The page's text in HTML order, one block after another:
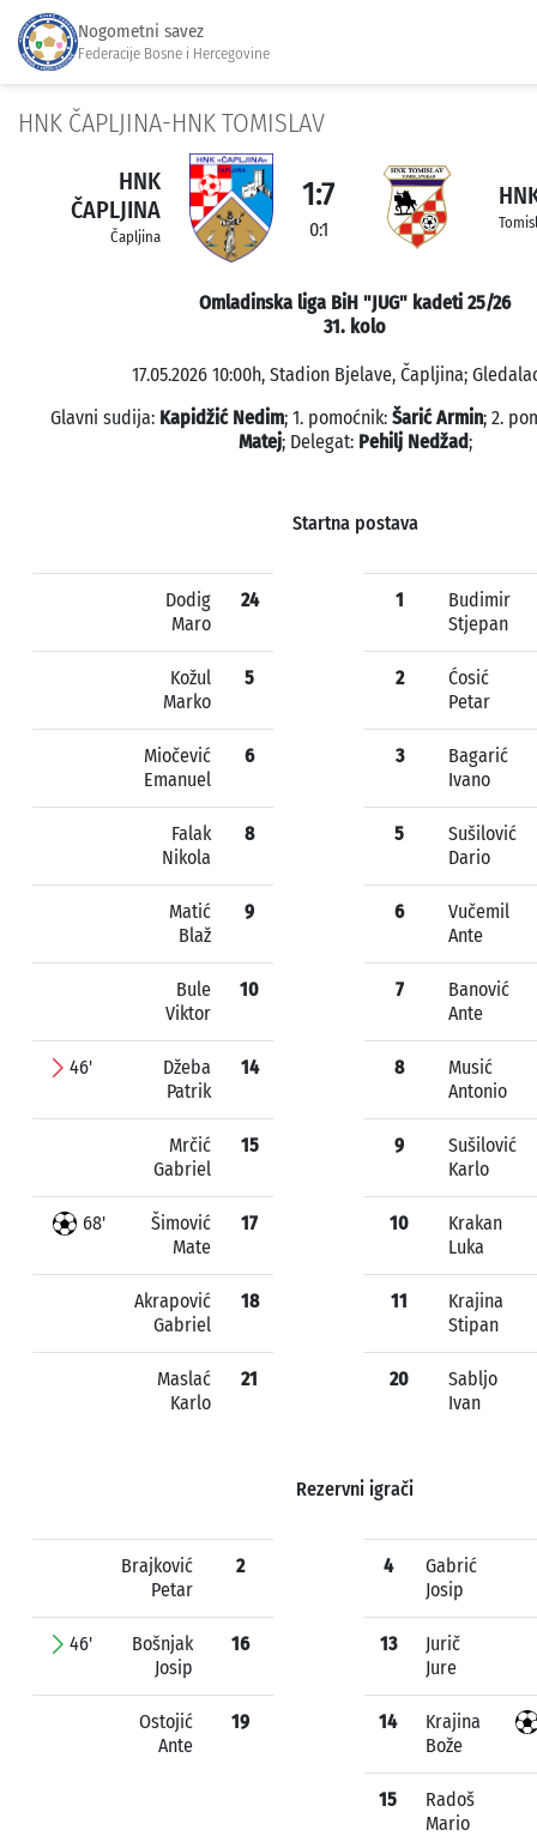
Nogometni savez
Federacije Bosne i Hercegovine
HNK ČAPLJINA-HNK TOMISLAV
HNK
ČAPLJINA
Čapljina
1:7
0:1
Omladinska liga BiH "JUG" kadeti 25/26
31. kolo
17.05.2026 10:00h, Stadion Bjelave, Čapljina;
Glavni sudija: Kapidžić Nedim; 1. pomoćnik: Šarić Armin; 2.
Matej; Delegat: Pehilj Nedžad;
Startna postava
Dodig
Maro
24
Kožul
Marko
5
Miočević
Emanuel
6
Falak
Nikola
8
Matić
Blaž
9
Bule
Viktor
10
46'
Džeba
Patrik
14
Mrčić
Gabriel
15
68'
Šimović
Mate
17
Akrapović
Gabriel
18
Maslać
Karlo
21
1
Budimir
Stjepan
2
Ćosić
Petar
3
Bagarić
Ivano
5
Sušilović
Dario
6
Vučemil
Ante
7
Banović
Ante
8
Musić
Antonio
9
Sušilović
Karlo
10
Krakan
Luka
11
Krajina
Stipan
20
Sabljo
Ivan
Rezervni igrači
Brajković
Petar
2
46'
Bošnjak
Josip
16
Ostojić
Ante
19
4
Gabrić
Josip
13
Jurič
Jure
14
Krajina
Bože
15
Radoš
Mario